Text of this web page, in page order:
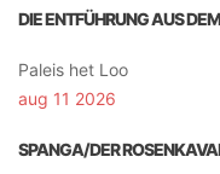
DIE ENTFÜHRUNG AUS
Paleis het Loo
aug 11 2026
SPANGA/DER